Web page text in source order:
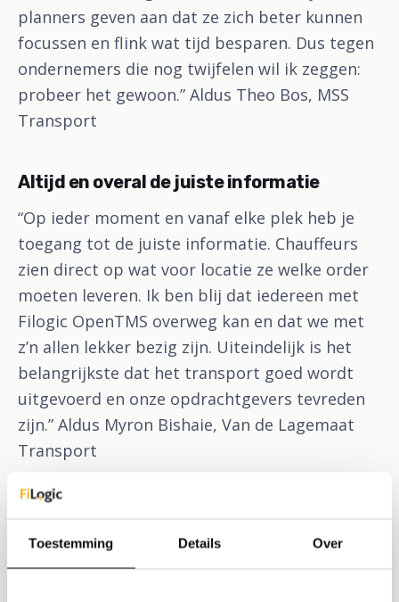
Toestemming Details Over
planners geven aan dat ze zich beter kunnen
focussen en flink wat tijd besparen. Dus tegen
ondernemers die nog twijfelen wil ik zeggen:
probeer het gewoon.” Aldus Theo Bos, MSS
Transport
Altijd en overal de juiste informatie
“Op ieder moment en vanaf elke plek heb je
toegang tot de juiste informatie. Chauffeurs
zien direct op wat voor locatie ze welke order
moeten leveren. Ik ben blij dat iedereen met
Filogic OpenTMS overweg kan en dat we met
z’n allen lekker bezig zijn. Uiteindelijk is het
belangrijkste dat het transport goed wordt
uitgevoerd en onze opdrachtgevers tevreden
zijn.” Aldus Myron Bishaie, Van de Lagemaat
Transport
één geheel
“Met Filogic OpenTMS hebben we een helder